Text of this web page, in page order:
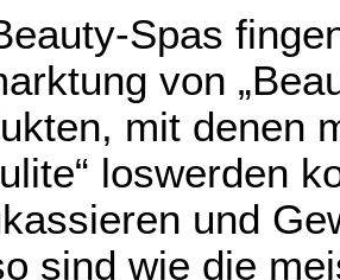
Spas
von
mit denen
loswerden
und
sind wie die